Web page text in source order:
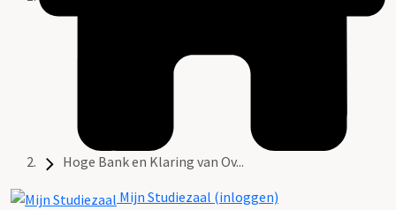
Hoge Bank en Klaring van Ov...
Mijn Studiezaal (inloggen)